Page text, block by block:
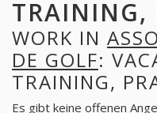
TRAINING,
WORK IN
DE GOLF:
TRAINING,
Es gibt keine offenen